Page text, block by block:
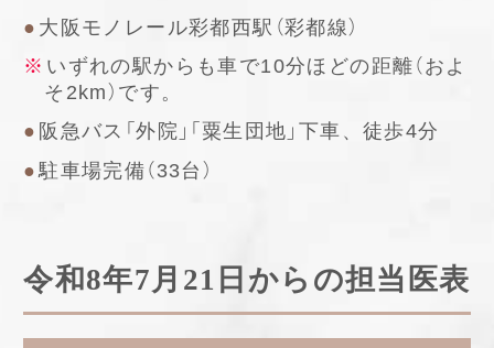
大阪モノレール彩都西駅（彩都線）
いずれの駅からも車で10分ほどの距離（およ
そ2km）です。
阪急バス「外院」「粟生団地」下車、徒歩4分
駐車場完備（33台）
令和8年7月21日からの担当医表